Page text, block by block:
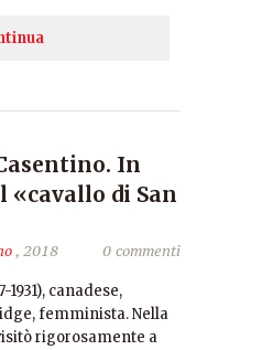
In
«cavallo di San
, 2018 0 commenti
1931), canadese,
femminista. Nella
rigorosamente a